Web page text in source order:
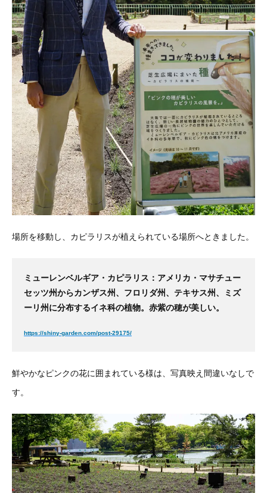
場所を移動し、カピラリスが植えられている場所へときました。
ミューレンベルギア・カピラリス：アメリカ・マサチュー
セッツ州からカンザス州、フロリダ州、テキサス州、ミズ
ーリ州に分布するイネ科の植物。赤紫の穂が美しい。
https://shiny-garden.com/post-29175/
鮮やかなピンクの花に囲まれている様は、写真映え間違いなしで
す。